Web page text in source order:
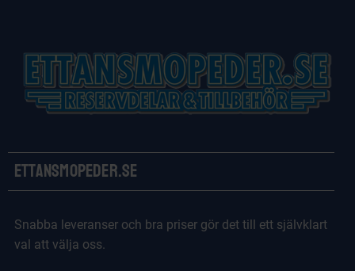
Ettansmopeder.se
Snabba leveranser och bra priser gör det till ett självklart
val att välja oss.